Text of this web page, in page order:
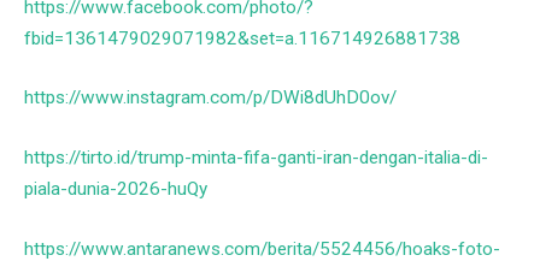
https://www.facebook.com/photo/?
fbid=1361479029071982&set=a.116714926881738
https://www.instagram.com/p/DWi8dUhD0ov/
https://tirto.id/trump-minta-fifa-ganti-iran-dengan-italia-di-
piala-dunia-2026-huQy
https://www.antaranews.com/berita/5524456/hoaks-foto-